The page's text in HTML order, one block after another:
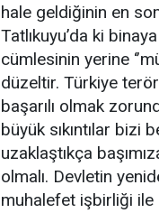
hale geldiğinin en
Tatlıkuyu’da ki binaya
cümlesinin yerine
düzeltir. Türkiye
başarılı olmak
büyük sıkıntılar bizi
uzaklaştıkça
olmalı. Devletin
muhalefet işbirliği ile